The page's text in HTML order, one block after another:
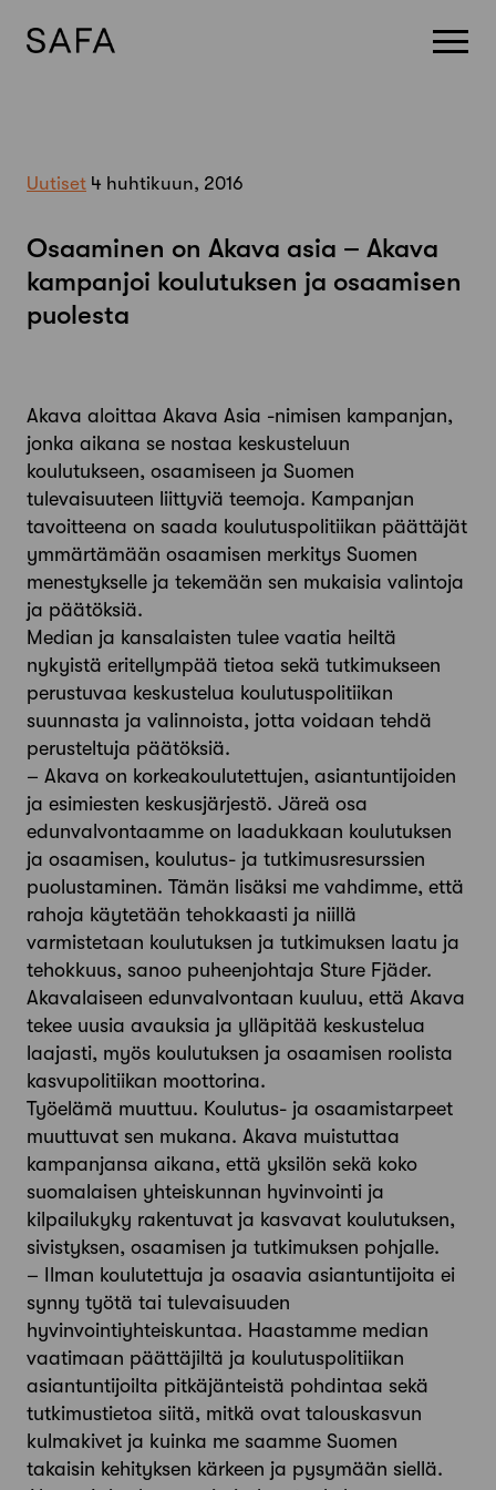
Uutiset 4 huhtikuun, 2016
Osaaminen on Akava asia – Akava
kampanjoi koulutuksen ja osaamisen
puolesta
Akava aloittaa Akava Asia -nimisen kampanjan,
jonka aikana se nostaa keskusteluun
koulutukseen, osaamiseen ja Suomen
tulevaisuuteen liittyviä teemoja. Kampanjan
tavoitteena on saada koulutuspolitiikan päättäjät
ymmärtämään osaamisen merkitys Suomen
menestykselle ja tekemään sen mukaisia valintoja
ja päätöksiä.
Median ja kansalaisten tulee vaatia heiltä
nykyistä eritellympää tietoa sekä tutkimukseen
perustuvaa keskustelua koulutuspolitiikan
suunnasta ja valinnoista, jotta voidaan tehdä
perusteltuja päätöksiä.
– Akava on korkeakoulutettujen, asiantuntijoiden
ja esimiesten keskusjärjestö. Järeä osa
edunvalvontaamme on laadukkaan koulutuksen
ja osaamisen, koulutus- ja tutkimusresurssien
puolustaminen. Tämän lisäksi me vahdimme, että
rahoja käytetään tehokkaasti ja niillä
varmistetaan koulutuksen ja tutkimuksen laatu ja
tehokkuus, sanoo puheenjohtaja Sture Fjäder.
Akavalaiseen edunvalvontaan kuuluu, että Akava
tekee uusia avauksia ja ylläpitää keskustelua
laajasti, myös koulutuksen ja osaamisen roolista
kasvupolitiikan moottorina.
Työelämä muuttuu. Koulutus- ja osaamistarpeet
muuttuvat sen mukana. Akava muistuttaa
kampanjansa aikana, että yksilön sekä koko
suomalaisen yhteiskunnan hyvinvointi ja
kilpailukyky rakentuvat ja kasvavat koulutuksen,
sivistyksen, osaamisen ja tutkimuksen pohjalle.
– Ilman koulutettuja ja osaavia asiantuntijoita ei
synny työtä tai tulevaisuuden
hyvinvointiyhteiskuntaa. Haastamme median
vaatimaan päättäjiltä ja koulutuspolitiikan
asiantuntijoilta pitkäjänteistä pohdintaa sekä
tutkimustietoa siitä, mitkä ovat talouskasvun
kulmakivet ja kuinka me saamme Suomen
takaisin kehityksen kärkeen ja pysymään siellä.